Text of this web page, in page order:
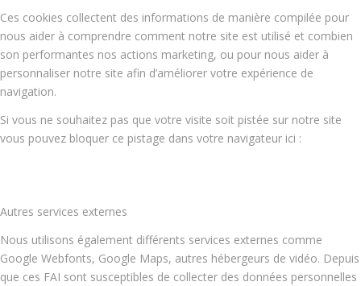
Ces cookies collectent des informations de manière compilée pour
nous aider à comprendre comment notre site est utilisé et combien
son performantes nos actions marketing, ou pour nous aider à
personnaliser notre site afin d’améliorer votre expérience de
navigation.
Si vous ne souhaitez pas que votre visite soit pistée sur notre site
vous pouvez bloquer ce pistage dans votre navigateur ici :
Autres services externes
Nous utilisons également différents services externes comme
Google Webfonts, Google Maps, autres hébergeurs de vidéo. Depuis
que ces FAI sont susceptibles de collecter des données personnelles